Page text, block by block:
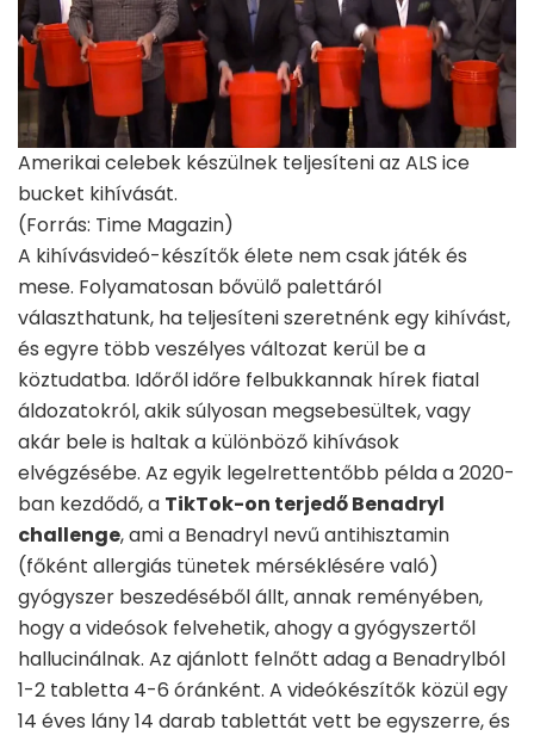
Amerikai celebek készülnek teljesíteni az ALS ice
bucket kihívását.
(Forrás: Time Magazin)
A kihívásvideó-készítők élete nem csak játék és
mese. Folyamatosan bővülő palettáról
választhatunk, ha teljesíteni szeretnénk egy kihívást,
és egyre több veszélyes változat kerül be a
köztudatba. Időről időre felbukkannak hírek fiatal
áldozatokról, akik súlyosan megsebesültek, vagy
akár bele is haltak a különböző kihívások
elvégzésébe. Az egyik legelrettentőbb példa a 2020-
ban kezdődő, a TikTok-on terjedő Benadryl
challenge, ami a Benadryl nevű antihisztamin
(főként allergiás tünetek mérséklésére való)
gyógyszer beszedéséből állt, annak reményében,
hogy a videósok felvehetik, ahogy a gyógyszertől
hallucinálnak. Az ajánlott felnőtt adag a Benadrylból
1-2 tabletta 4-6 óránként. A videókészítők közül egy
14 éves lány 14 darab tablettát vett be egyszerre, és